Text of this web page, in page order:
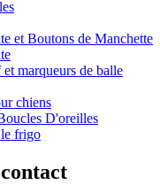
et Boutons de Manchette
marqueurs de balle
chiens
D'oreilles
frigo